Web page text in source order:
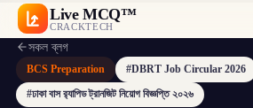
Live MCQ™
CRACKTECH
সকল ব্লগ
BCS Preparation #DBRT Job Circular 2026
#ঢাকা বাস র‌্যাপিড ট্রানজিট নিয়োগ বিজ্ঞপ্তি ২০২৬